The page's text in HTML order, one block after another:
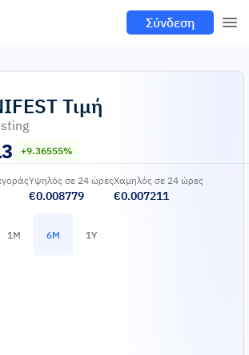
Σύνδεση
Τιμή
+9.36555%
Υψηλός σε 24 ώρες
€0.008779
Χαμηλός σε 24 ώρες
€0.007211
1M 6M 1Y